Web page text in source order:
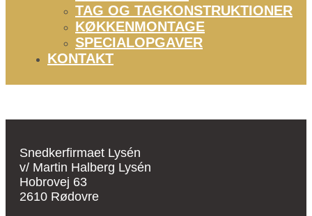
TAG OG TAGKONSTRUKTIONER
KØKKENMONTAGE
SPECIALOPGAVER
KONTAKT
Snedkerfirmaet Lysén
v/ Martin Halberg Lysén
Hobrovej 63
2610 Rødovre